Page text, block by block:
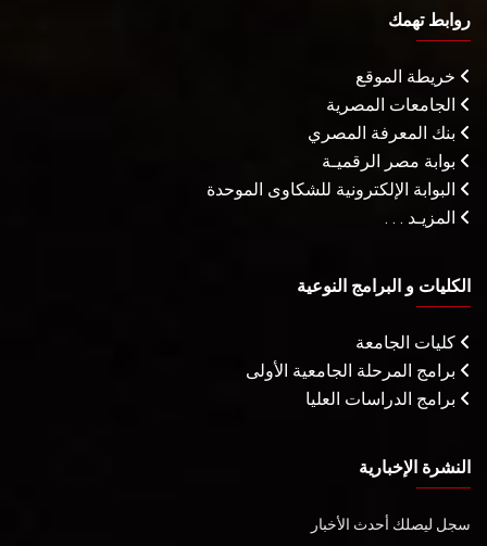
روابط تهمك
خريطة الموقع
الجامعات المصرية
بنك المعرفة المصري
بوابة مصر الرقميـة
البوابة الإلكترونية للشكاوى الموحدة
المزيـد . . .
الكليات و البرامج النوعية
كليات الجامعة
برامج المرحلة الجامعية الأولى
برامج الدراسات العليا
النشرة الإخبارية
سجل ليصلك أحدث الأخبار